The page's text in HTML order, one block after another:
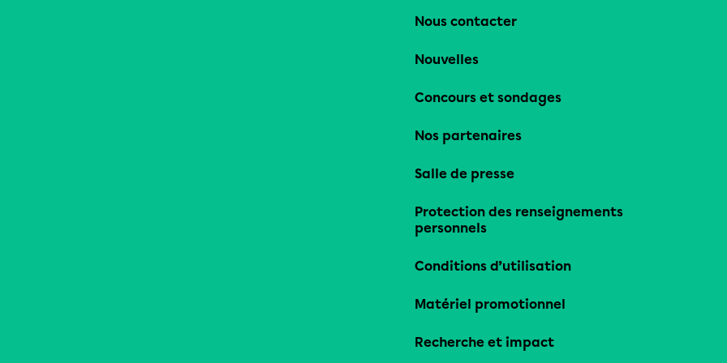
Nous contacter
Nouvelles
Concours et sondages
Nos partenaires
Salle de presse
Protection des renseignements
personnels
Conditions d’utilisation
Matériel promotionnel
Recherche et impact